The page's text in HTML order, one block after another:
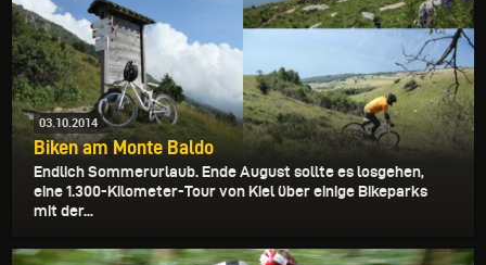
03.10.2014
Biken am Monte Baldo
Endlich Sommerurlaub. Ende August sollte es losgehen,
eine 1.300-Kilometer-Tour von Kiel über einige Bikeparks
mit der...